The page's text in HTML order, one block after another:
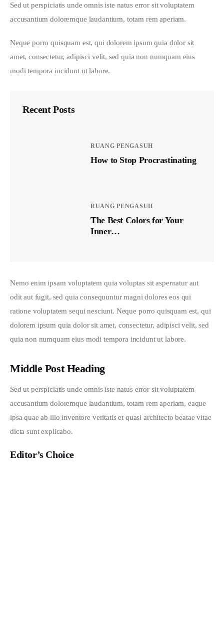
Sed ut perspiciatis unde omnis iste natus error sit voluptatem
accusantium doloremque laudantium, totam rem aperiam.
Neque porro quisquam est, qui dolorem ipsum quia dolor sit
amet, consectetur, adipisci velit, sed quia non numquam eius
modi tempora incidunt ut labore.
Recent Posts
RUANG PENGASUH
How to Stop Procrastinating
RUANG PENGASUH
The Best Colors for Your
Inner…
Nemo enim ipsam voluptatem quia voluptas sit aspernatur aut
odit aut fugit, sed quia consequuntur magni dolores eos qui
ratione voluptatem sequi nesciunt. Neque porro quisquam est, qui
dolorem ipsum quia dolor sit amet, consectetur, adipisci velit, sed
quia non numquam eius modi tempora incidunt ut labore.
Middle Post Heading
Sed ut perspiciatis unde omnis iste natus error sit voluptatem
accusantium doloremque laudantium, totam rem aperiam, eaque
ipsa quae ab illo inventore veritatis et quasi architecto beatae vitae
dicta sunt explicabo.
Editor’s Choice